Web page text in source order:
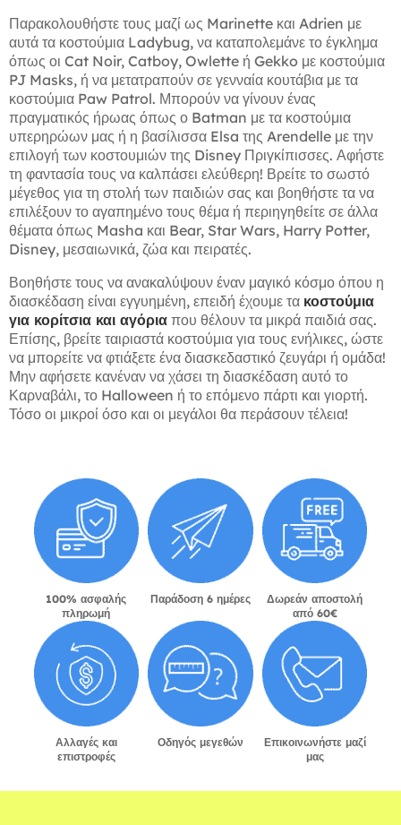
Παρακολουθήστε τους μαζί ως Marinette και Adrien με
αυτά τα κοστούμια Ladybug, να καταπολεμάνε το έγκλημα
όπως οι Cat Noir, Catboy, Owlette ή Gekko με κοστούμια
PJ Masks, ή να μετατραπούν σε γενναία κουτάβια με τα
κοστούμια Paw Patrol. Μπορούν να γίνουν ένας
πραγματικός ήρωας όπως ο Batman με τα κοστούμια
υπερηρώων μας ή η βασίλισσα Elsa της Arendelle με την
επιλογή των κοστουμιών της Disney Πριγκίπισσες. Αφήστε
τη φαντασία τους να καλπάσει ελεύθερη! Βρείτε το σωστό
μέγεθος για τη στολή των παιδιών σας και βοηθήστε τα να
επιλέξουν το αγαπημένο τους θέμα ή περιηγηθείτε σε άλλα
θέματα όπως Masha και Bear, Star Wars, Harry Potter,
Disney, μεσαιωνικά, ζώα και πειρατές.
Βοηθήστε τους να ανακαλύψουν έναν μαγικό κόσμο όπου η
διασκέδαση είναι εγγυημένη, επειδή έχουμε τα κοστούμια
για κορίτσια και αγόρια που θέλουν τα μικρά παιδιά σας.
Επίσης, βρείτε ταιριαστά κοστούμια για τους ενήλικες, ώστε
να μπορείτε να φτιάξετε ένα διασκεδαστικό ζευγάρι ή ομάδα!
Μην αφήσετε κανέναν να χάσει τη διασκέδαση αυτό το
Καρναβάλι, το Halloween ή το επόμενο πάρτι και γιορτή.
Τόσο οι μικροί όσο και οι μεγάλοι θα περάσουν τέλεια!
100% ασφαλής
πληρωμή
Παράδοση 6 ημέρες
Δωρεάν αποστολή
από 60€
Αλλαγές και
επιστροφές
Οδηγός μεγεθών
Επικοινωνήστε μαζί
μας